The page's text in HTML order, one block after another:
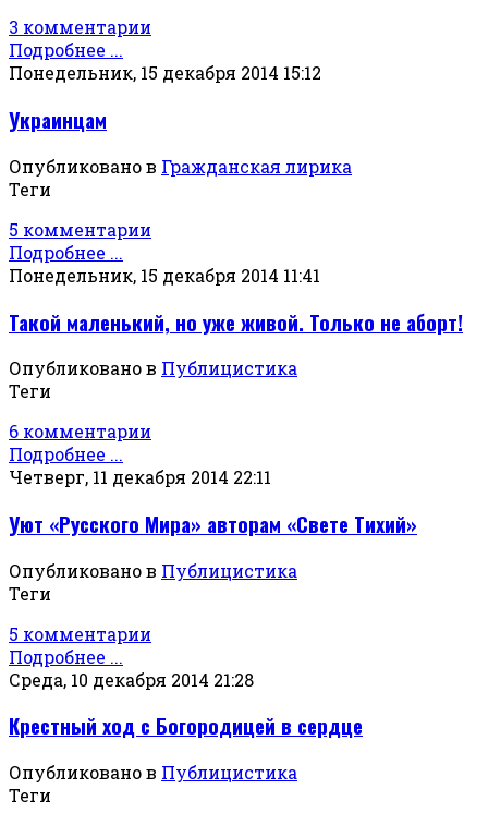
3 комментарии
Подробнее ...
Понедельник, 15 декабря 2014 15:12
Украинцам
Опубликовано в Гражданская лирика
Теги
5 комментарии
Подробнее ...
Понедельник, 15 декабря 2014 11:41
Такой маленький, но уже живой. Только не аборт!
Опубликовано в Публицистика
Теги
6 комментарии
Подробнее ...
Четверг, 11 декабря 2014 22:11
Уют «Русского Мира» авторам «Свете Тихий»
Опубликовано в Публицистика
Теги
5 комментарии
Подробнее ...
Среда, 10 декабря 2014 21:28
Крестный ход с Богородицей в сердце
Опубликовано в Публицистика
Теги